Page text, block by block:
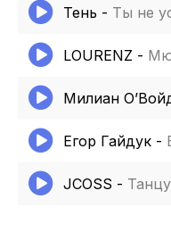
Тень - Ты не
LOURENZ -
Милиан
Егор Гайдук -
JCOSS -